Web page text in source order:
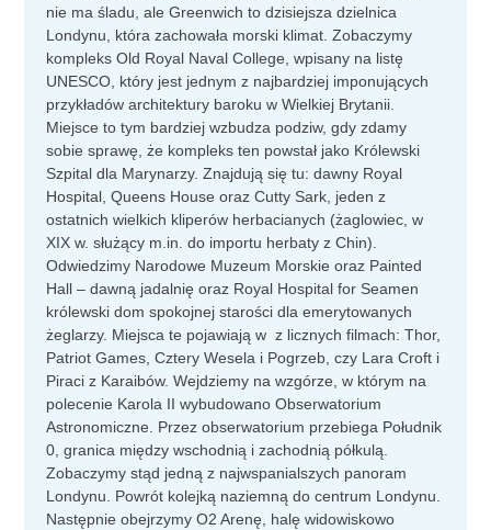
nie ma śladu, ale Greenwich to dzisiejsza dzielnica
Londynu, która zachowała morski klimat. Zobaczymy
kompleks Old Royal Naval College, wpisany na listę
UNESCO, który jest jednym z najbardziej imponujących
przykładów architektury baroku w Wielkiej Brytanii.
Miejsce to tym bardziej wzbudza podziw, gdy zdamy
sobie sprawę, że kompleks ten powstał jako Królewski
Szpital dla Marynarzy. Znajdują się tu: dawny Royal
Hospital, Queens House oraz Cutty Sark, jeden z
ostatnich wielkich kliperów herbacianych (żaglowiec, w
XIX w. służący m.in. do importu herbaty z Chin).
Odwiedzimy Narodowe Muzeum Morskie oraz Painted
Hall – dawną jadalnię oraz Royal Hospital for Seamen
królewski dom spokojnej starości dla emerytowanych
żeglarzy. Miejsca te pojawiają w z licznych filmach: Thor,
Patriot Games, Cztery Wesela i Pogrzeb, czy Lara Croft i
Piraci z Karaibów. Wejdziemy na wzgórze, w którym na
polecenie Karola II wybudowano Obserwatorium
Astronomiczne. Przez obserwatorium przebiega Południk
0, granica między wschodnią i zachodnią półkulą.
Zobaczymy stąd jedną z najwspanialszych panoram
Londynu. Powrót kolejką naziemną do centrum Londynu.
Następnie obejrzymy O2 Arenę, halę widowiskowo